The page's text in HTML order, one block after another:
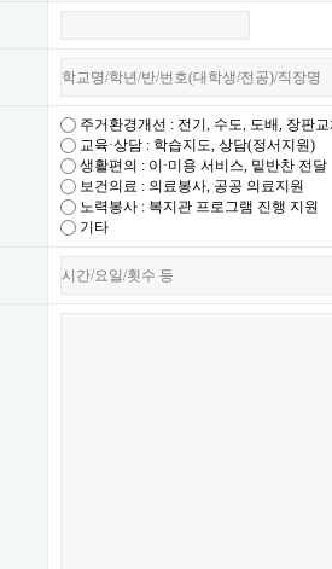
주거환경개선 : 전기, 수도, 도배, 장판교
교육·상담 : 학습지도, 상담(정서지원)
생활편의 : 이·미용 서비스, 밑반찬 전달
보건의료 : 의료봉사, 공공 의료지원
노력봉사 : 복지관 프로그램 진행 지원
기타